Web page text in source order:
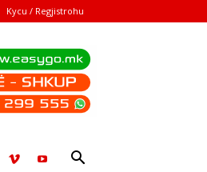
Kycu / Regjistrohu